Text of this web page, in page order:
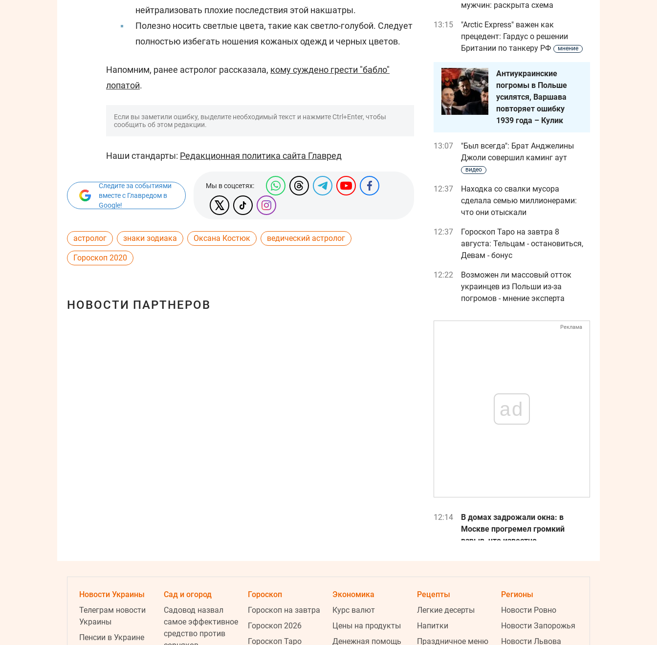
нейтрализовать плохие последствия этой накшатры.
Полезно носить светлые цвета, такие как светло-голубой. Следует
полностью избегать ношения кожаных одежд и черных цветов.
Напомним, ранее астролог рассказала, кому суждено грести "бабло"
лопатой.
Если вы заметили ошибку, выделите необходимый текст и нажмите Ctrl+Enter, чтобы
сообщить об этом редакции.
Наши стандарты: Редакционная политика сайта Главред
Следите за событиями
вместе с Главредом в
Google!
Мы в соцсетях:
астролог знаки зодиака Оксана Костюк ведический астролог
Гороскоп 2020
НОВОСТИ ПАРТНЕРОВ
мужчин: раскрыта схема
13:15
"Arctic Express" важен как
прецедент: Гардус о решении
Британии по танкеру РФ
мнение
Антиукраинские
погромы в Польше
усилятся, Варшава
повторяет ошибку
1939 года – Кулик
13:07
"Был всегда": Брат Анджелины
Джоли совершил каминг аут
видео
12:37
Находка со свалки мусора
сделала семью миллионерами:
что они отыскали
12:37
Гороскоп Таро на завтра 8
августа: Тельцам - остановиться,
Девам - бонус
12:22
Возможен ли массовый отток
украинцев из Польши из-за
погромов - мнение эксперта
Реклама
ad
12:14
В домах задрожали окна: в
Москве прогремел громкий
взрыв, что известно
бронирований: юрист объяснил,
кто может лишиться статуса и
отсрочек
Новости Украины
Телеграм новости
Украины
Пенсии в Украине
Сад и огород
Садовод назвал
самое эффективное
средство против
Гороскоп
Гороскоп на завтра
Гороскоп 2026
Гороскоп Таро
Экономика
Курс валют
Цены на продукты
Денежная помощь
Рецепты
Легкие десерты
Напитки
Праздничное меню
Регионы
Новости Ровно
Новости Запорожья
Новости Львова